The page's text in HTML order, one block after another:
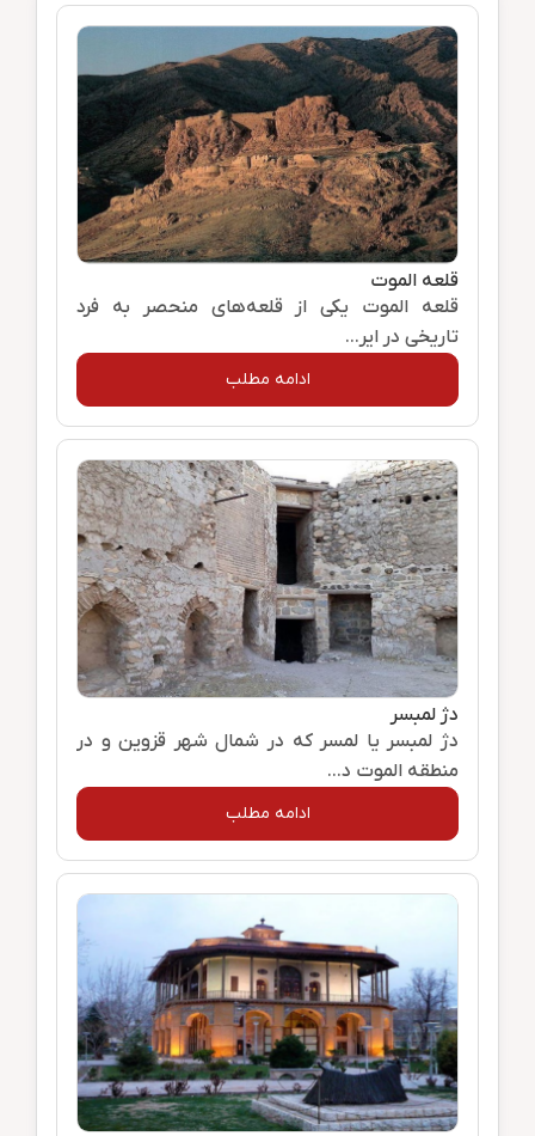
قلعه الموت
قلعه الموت یکی از قلعه‌های منحصر به‌ فرد
تاریخی در ایر...
ادامه مطلب
دژ لمبسر
دژ لمبسر یا لمسر که در شمال شهر قزوین و در
منطقه الموت د...
ادامه مطلب